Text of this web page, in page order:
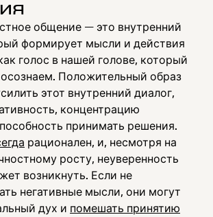
общение — это внутренний
формирует мысли и действия
голос в нашей голове, который
Положительный образ
этот внутренний диалог,
концентрацию
принимать решения.
рационален, и, несмотря на
росту, неуверенность
возникнуть. Если не
негативные мысли, они могут
дух и помешать принятию